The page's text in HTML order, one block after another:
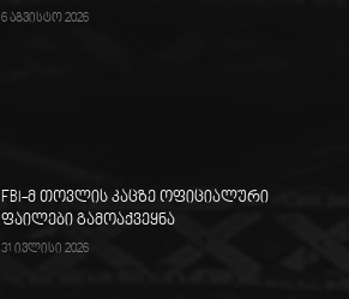
6 აგვისტო 2026
FBI-მ თოვლის კაცზე ოფიციალური
ფაილები გამოაქვეყნა
31 ივლისი 2026